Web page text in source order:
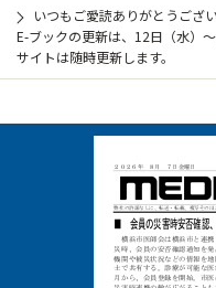
いつもご愛読ありがとうござい
E-ブックの更新は、12日（水）
サイトは随時更新します。